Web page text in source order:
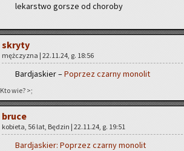
le­kar­stwo gor­sze od cho­ro­by
skry­ty
męż­czy­zna | 22.11.24, g. 18:56
Bar­dja­skier –Po­przez czar­ny mo­no­lit
Kto wie? >;
bruce
ko­bie­ta, 56 lat, Bę­dzin | 22.11.24, g. 19:51
Bar­dja­skier: Po­przez czar­ny mo­no­lit